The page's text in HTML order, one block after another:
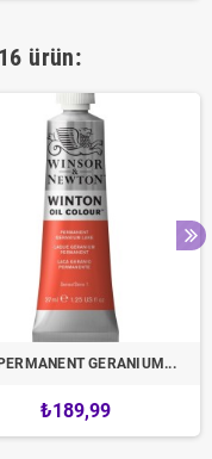
ürün:
GERANIUM...
₺189,99